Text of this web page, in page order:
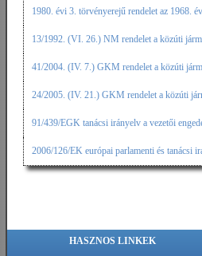
1980. évi 3. törvényerejű rendelet az 1968.
13/1992. (VI. 26.) NM rendelet a közúti
41/2004. (IV. 7.) GKM rendelet a közúti
24/2005. (IV. 21.) GKM rendelet a közúti
91/439/EGK tanácsi irányelv a vezetői
2006/126/EK európai parlamenti és tanácsi
HASZNOS LINKEK